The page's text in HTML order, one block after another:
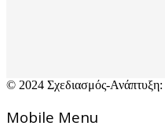
© 2024 Σχεδιασμός-Ανάπτυξη:
Mοbile Menu